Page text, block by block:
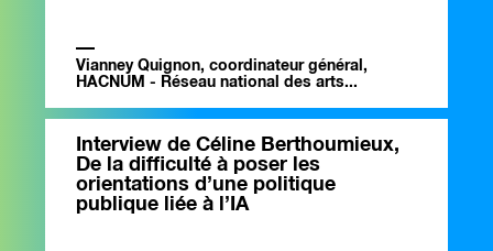
Vianney Quignon, coordinateur général,
HACNUM - Réseau national des arts...
Interview de Céline Berthoumieux,
De la difficulté à poser les
orientations d’une politique
publique liée à l’IA